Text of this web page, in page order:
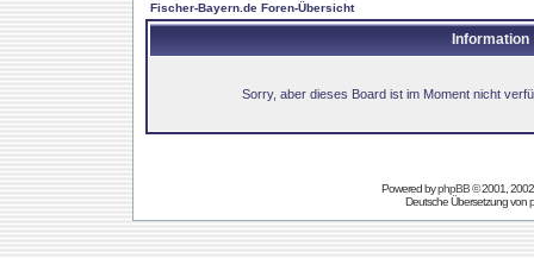
Fischer-Bayern.de Foren-Übersicht
Information
Sorry, aber dieses Board ist im Moment nicht
Powered byphpBB© 2001,
Deutsche Übersetzung von